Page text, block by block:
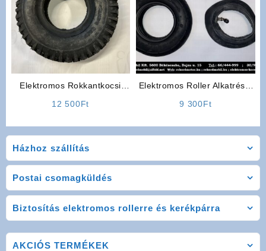
Házhoz szállítás
Postai csomagküldés
Biztosítás elektromos rollerre és kerékpárra
Elektromos Rokkantkocsi
12 500Ft
Elektromos Roller Alkatrész:
9 300Ft
AKCIÓS TERMÉKEK